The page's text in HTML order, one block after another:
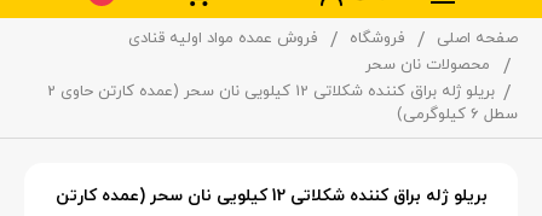
صفحه اصلی فروشگاه
فروش عمده مواد اولیه قنادی
محصولات نان سحر
بریلو ژله براق کننده شکلاتی 12 کیلویی نان سحر (عمده کارتن حاوی 2
سطل 6 کیلوگرمی)
بریلو ژله براق کننده شکلاتی 12 کیلویی نان سحر (عمده کارتن